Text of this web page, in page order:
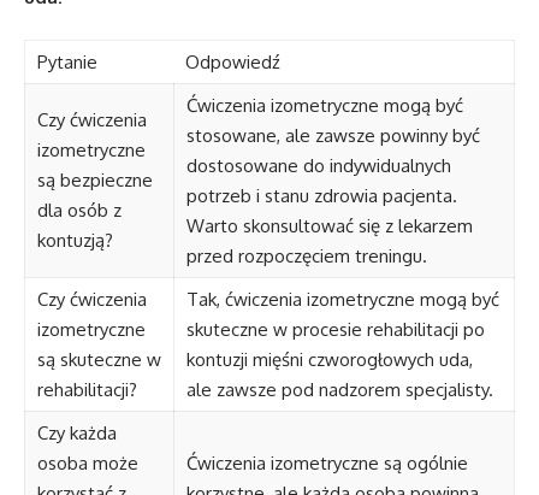
Pytanie Odpowiedź
Czy ćwiczenia
izometryczne
są bezpieczne
dla osób z
kontuzją?
Ćwiczenia izometryczne mogą być
stosowane, ale zawsze powinny być
dostosowane do indywidualnych
potrzeb i stanu zdrowia pacjenta.
Warto skonsultować się z lekarzem
przed rozpoczęciem treningu.
Czy ćwiczenia
izometryczne
są skuteczne w
rehabilitacji?
Tak, ćwiczenia izometryczne mogą być
skuteczne w procesie rehabilitacji po
kontuzji mięśni czworogłowych uda,
ale zawsze pod nadzorem specjalisty.
Czy każda
osoba może
Ćwiczenia izometryczne są ogólnie